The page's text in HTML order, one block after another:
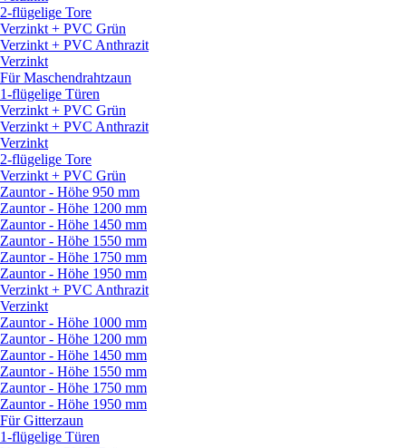
2-flügelige Tore
Verzinkt + PVC Grün
Verzinkt + PVC Anthrazit
Verzinkt
Für Maschendrahtzaun
1-flügelige Türen
Verzinkt + PVC Grün
Verzinkt + PVC Anthrazit
Verzinkt
2-flügelige Tore
Verzinkt + PVC Grün
Zauntor - Höhe 950 mm
Zauntor - Höhe 1200 mm
Zauntor - Höhe 1450 mm
Zauntor - Höhe 1550 mm
Zauntor - Höhe 1750 mm
Zauntor - Höhe 1950 mm
Verzinkt + PVC Anthrazit
Verzinkt
Zauntor - Höhe 1000 mm
Zauntor - Höhe 1200 mm
Zauntor - Höhe 1450 mm
Zauntor - Höhe 1550 mm
Zauntor - Höhe 1750 mm
Zauntor - Höhe 1950 mm
Für Gitterzaun
1-flügelige Türen